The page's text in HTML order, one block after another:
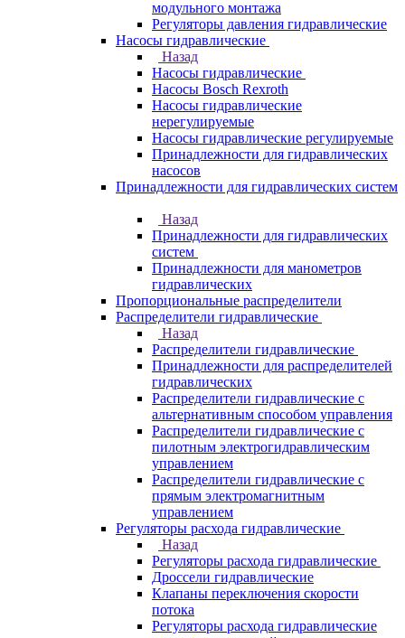
модульного монтажа
Регуляторы давления гидравлические
Насосы гидравлические
Назад
Насосы гидравлические
Насосы Bosch Rexroth
Насосы гидравлические
нерегулируемые
Насосы гидравлические регулируемые
Принадлежности для гидравлических
насосов
Принадлежности для гидравлических систем
Назад
Принадлежности для гидравлических
систем
Принадлежности для манометров
гидравлических
Пропорциональные распределители
Распределители гидравлические
Назад
Распределители гидравлические
Принадлежности для распределителей
гидравлических
Распределители гидравлические с
альтернативным способом управления
Распределители гидравлические с
пилотным электрогидравлическим
управлением
Распределители гидравлические с
прямым электромагнитным
управлением
Регуляторы расхода гидравлические
Назад
Регуляторы расхода гидравлические
Дроссели гидравлические
Клапаны переключения скорости
потока
Регуляторы расхода гидравлические